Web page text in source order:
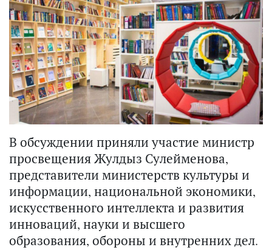
В обсуждении приняли участие министр
просвещения Жулдыз Сулейменова,
представители министерств культуры и
информации, национальной экономики,
искусственного интеллекта и развития
инноваций, науки и высшего
образования, обороны и внутренних дел.